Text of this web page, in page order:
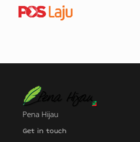
Pena Hijau
Get in touch